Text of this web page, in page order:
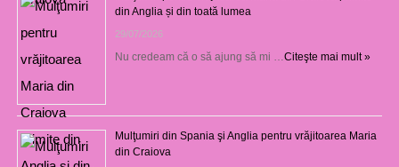
din Anglia și din toată lumea
29/07/2026
Nu credeam că o să ajung să mi … Citeşte mai mult »
Mulţumiri din Spania şi Anglia pentru vrăjitoarea Maria
din Craiova